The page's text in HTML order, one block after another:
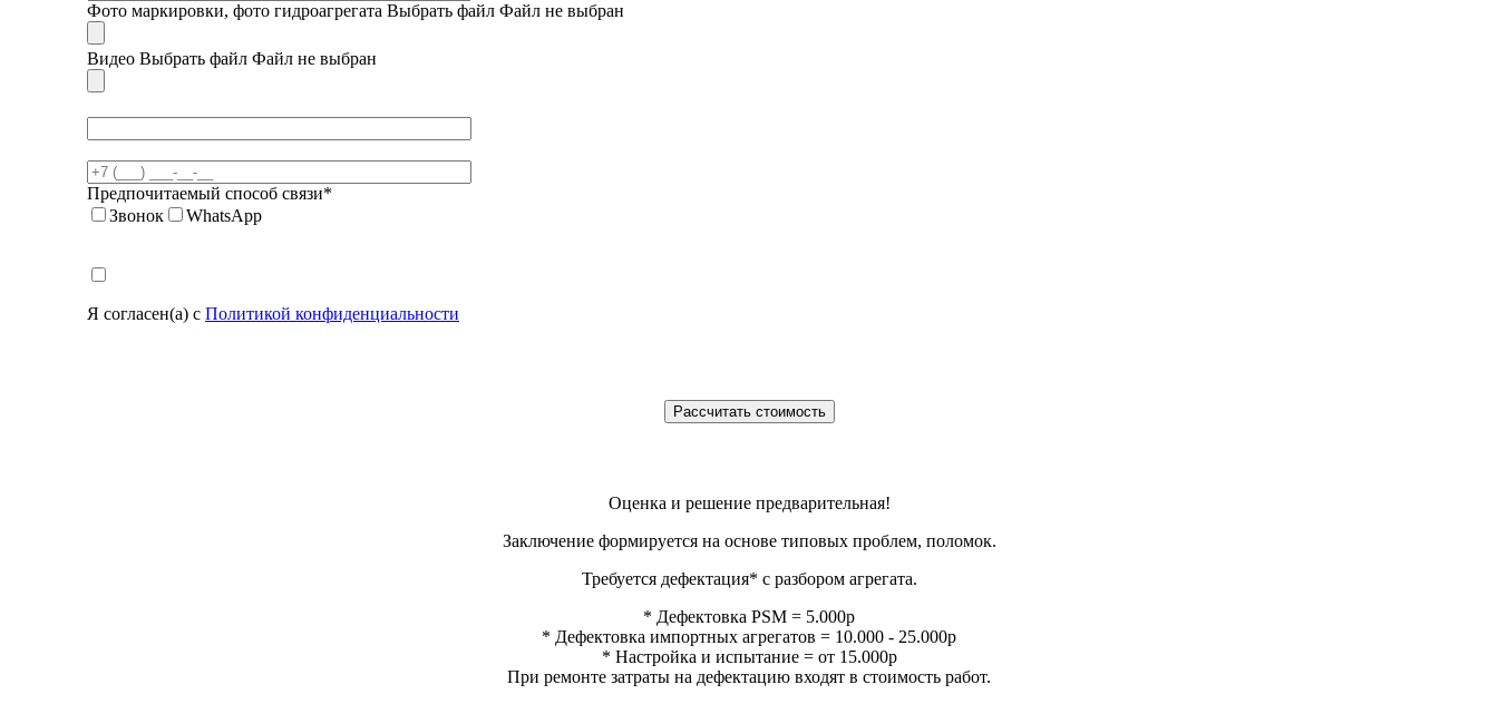
Фото маркировки, фото гидроагрегата Выбрать файл Файл не выбран
Видео Выбрать файл Файл не выбран
Предпочитаемый способ связи*
Звонок
WhatsApp
Я согласен(а) с Политикой конфиденциальности
Оценка и решение предварительная!
Заключение формируется на основе типовых проблем, поломок.
Требуется дефектация* с разбором агрегата.
* Дефектовка PSM = 5.000р
* Дефектовка импортных агрегатов = 10.000 - 25.000р
* Настройка и испытание = от 15.000р
При ремонте затраты на дефектацию входят в стоимость работ.